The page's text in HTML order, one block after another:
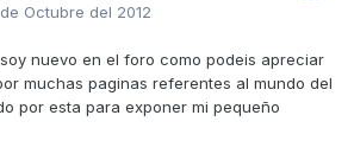
de Octubre del 2012
nuevo en el foro como podeis apreciar
muchas paginas referentes al mundo del
por esta para exponer mi pequeño